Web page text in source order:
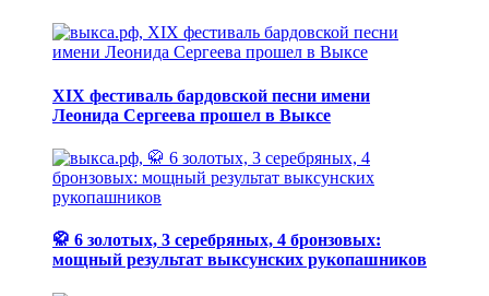
XIX фестиваль бардовской песни имени
Леонида Сергеева прошел в Выксе
🥋 6 золотых, 3 серебряных, 4 бронзовых:
мощный результат выксунских рукопашников